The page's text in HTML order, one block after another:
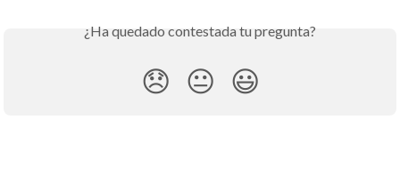
¿Ha quedado contestada tu pregunta?
😞 😐 😃